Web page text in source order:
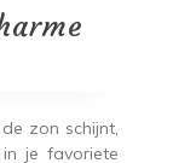
zon schijnt,
je favoriete